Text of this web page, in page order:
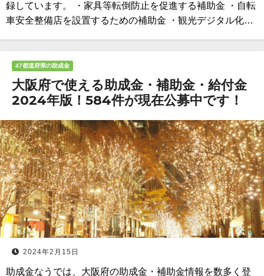
録しています。 ・家具等転倒防止を促進する補助金 ・自転
車安全整備店を設置するための補助金 ・観光デジタル化…
47都道府県の助成金
大阪府で使える助成金・補助金・給付金
2024年版！584件が現在公募中です！
2024年2月15日
助成金なうでは、大阪府の助成金・補助金情報を数多く登